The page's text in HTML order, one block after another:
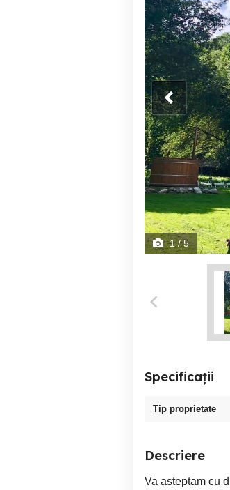
1/ 5
Specificații
Tip proprietate
Descriere
Va asteptam cu